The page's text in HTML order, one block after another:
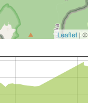
Leaflet | ©